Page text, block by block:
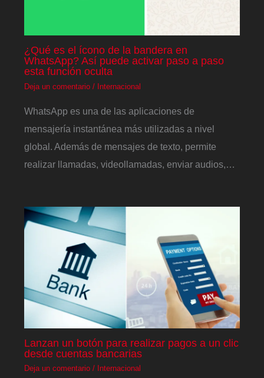
¿Qué es el ícono de la bandera en
WhatsApp? Así puede activar paso a paso
esta función oculta
Deja un comentario / Internacional
WhatsApp es una de las aplicaciones de
mensajería instantánea más utilizadas a nivel
global. Además de mensajes de texto, permite
realizar llamadas, videollamadas, enviar audios,…
Lanzan un botón para realizar pagos a un clic
desde cuentas bancarias
Deja un comentario / Internacional